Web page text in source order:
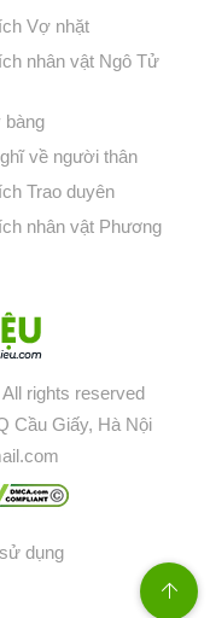
Vợ nhặt
nhân vật Ngô Tử
bàng
về người thân
Trao duyên
nhân vật Phương
rights reserved
Cầu Giấy, Hà Nội
dụng